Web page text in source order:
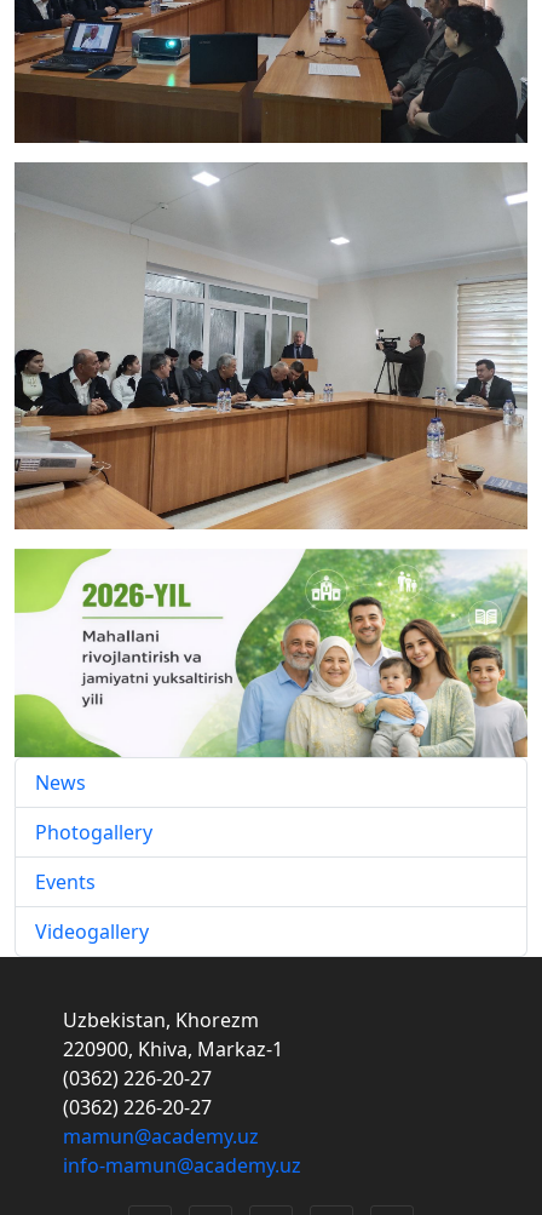
News
Photogallery
Events
Videogallery
Uzbekistan, Khorezm
220900, Khiva, Markaz-1
(0362) 226-20-27
(0362) 226-20-27
mamun@academy.uz
info-mamun@academy.uz